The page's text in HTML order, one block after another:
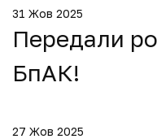
31 Жов 2025
Передали
БпАК!
27 Жов 2025